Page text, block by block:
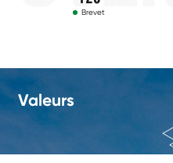
Brevet
Valeurs